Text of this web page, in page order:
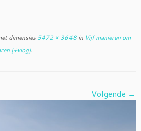
dimensies 5472 × 3648 in Vijf manieren om
[+vlog].
Volgende →